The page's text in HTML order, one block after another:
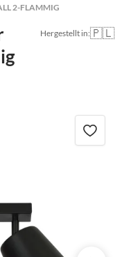
2-FLAMMIG
Hergestellt in:🇵🇱